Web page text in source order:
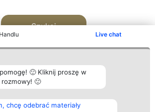
Live chat
🙂 Kliknij proszę w
🙂
chcę odebrać materiały
Szukaj
o.
Plebiscyt
Laureaci
Kontakt
Kontakt